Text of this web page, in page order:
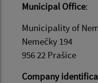
Municipal Office:
Municipality of
Nemečky 194
956 22 Prašice
Company